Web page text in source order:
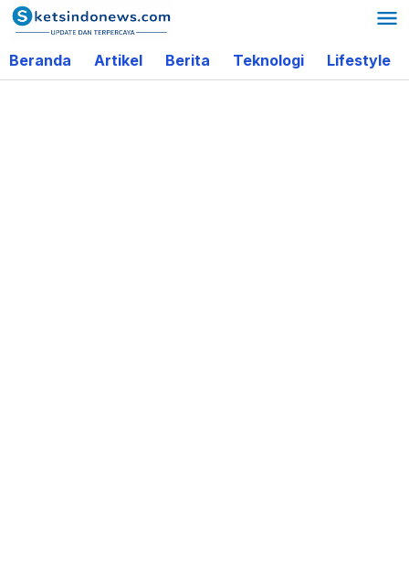
Lewati
ke
konten
Beranda Artikel Berita Teknologi Lifestyle